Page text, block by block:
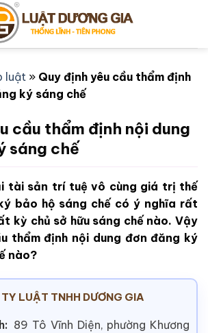
luật » Quy định yêu cầu thẩm định
ký sáng chế
cầu thẩm định nội dung
sáng chế
tài sản trí tuệ vô cùng giá trị thế
bảo hộ sáng chế có ý nghĩa rất
kỳ chủ sở hữu sáng chế nào. Vậy
thẩm định nội dung đơn đăng ký
nào?
LUẬT TNHH DƯƠNG GIA
89 Tô Vĩnh Diện, phường Khương